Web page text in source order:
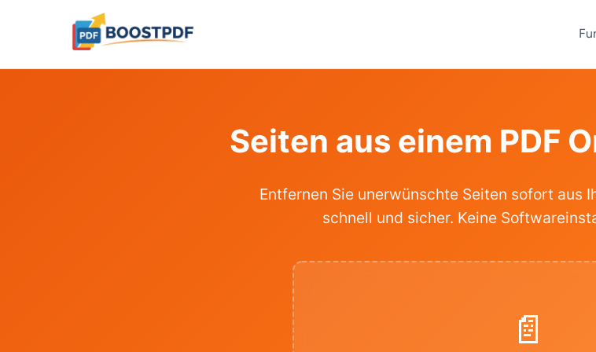
Seiten aus einem PDF
Entfernen Sie unerwünschte Seiten sofort aus
schnell und sicher. Keine
📄